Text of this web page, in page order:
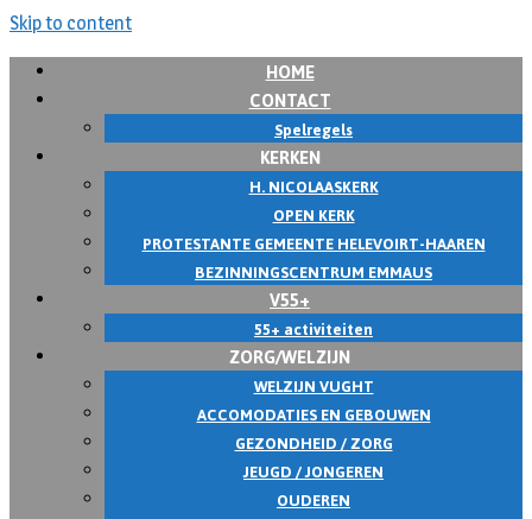
Skip to content
HOME
CONTACT
Spelregels
KERKEN
H. NICOLAASKERK
OPEN KERK
PROTESTANTE GEMEENTE HELEVOIRT-HAAREN
BEZINNINGSCENTRUM EMMAUS
V55+
55+ activiteiten
ZORG/WELZIJN
WELZIJN VUGHT
ACCOMODATIES EN GEBOUWEN
GEZONDHEID / ZORG
JEUGD / JONGEREN
OUDEREN